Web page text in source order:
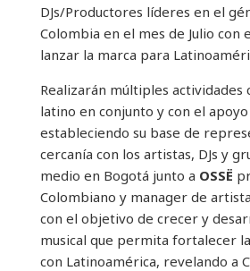
DJs/Productores líderes en el
Colombia en el mes de Julio con
lanzar la marca para
Realizarán múltiples actividades
latino en conjunto y con el
estableciendo su base de
cercanía con los artistas, DJs y
medio en Bogotá junto a OSSË
Colombiano y manager de
con el objetivo de crecer y
musical que permita fortalecer
con Latinoamérica, revelando a